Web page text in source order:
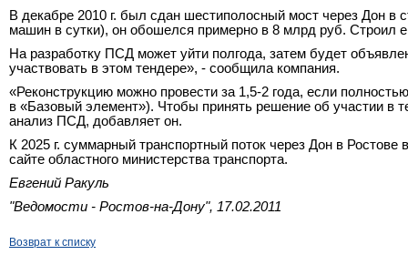
В декабре 2010 г. был сдан шестиполосный мост через Дон в
машин в сутки), он обошелся примерно в 8 млрд руб. Строил
На разработку ПСД может уйти полгода, затем будет
участвовать в этом тендере», - сообщила компания.
«Реконструкцию можно провести за 1,5-2 года, если
в «Базовый элемент»). Чтобы принять решение об участии в
анализ ПСД, добавляет он.
К 2025 г. суммарный транспортный поток через Дон в Ростове
сайте областного министерства транспорта.
Евгений Ракуль
"Ведомости - Ростов-на-Дону", 17.02.2011
Возврат к списку